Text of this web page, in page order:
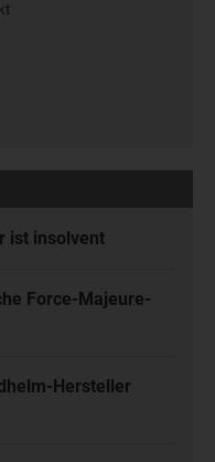
ist insolvent
Force-Majeure-
Hersteller